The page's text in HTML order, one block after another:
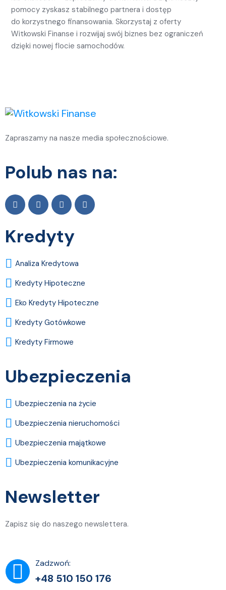
pomocy zyskasz stabilnego partnera i dostęp
do korzystnego finansowania. Skorzystaj z oferty
Witkowski Finanse i rozwijaj swój biznes bez ograniczeń
dzięki nowej flocie samochodów.
Zapraszamy na nasze media społecznościowe.
Polub nas na:
Kredyty
Analiza Kredytowa
Kredyty Hipoteczne
Eko Kredyty Hipoteczne
Kredyty Gotówkowe
Kredyty Firmowe
Ubezpieczenia
Ubezpieczenia na życie
Ubezpieczenia nieruchomości
Ubezpieczenia majątkowe
Ubezpieczenia komunikacyjne
Newsletter
Zapisz się do naszego newslettera.
Zadzwoń:
+48 510 150 176